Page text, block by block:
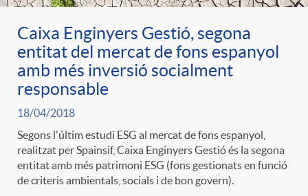
Caixa Enginyers Gestió, segona
entitat del mercat de fons espanyol
amb més inversió socialment
responsable
18/04/2018
Segons l'últim estudi ESG al mercat de fons espanyol,
realitzat per Spainsif, Caixa Enginyers Gestió és la segona
entitat amb més patrimoni ESG (fons gestionats en funció
de criteris ambientals, socials i de bon govern).